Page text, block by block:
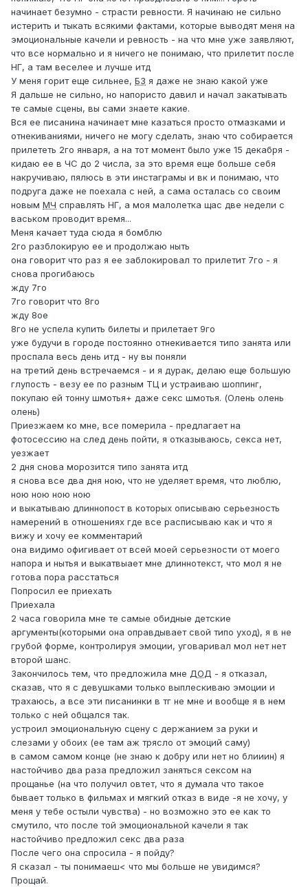
начинает безумно - страсти ревности. Я начинаю не сильно
истерить и тыкать всякими фактами, которые выводят меня на
эмоциональные качели и ревность - на что мне уже заявляют,
что все нормально и я ничего не понимаю, что прилетит после
НГ, а там веселее и лучше итд
У меня горит еще сильнее, БЗ я даже не знаю какой уже
Я дальше не сильно, но напористо давил и начал закатывать
те самые сцены, вы сами знаете какие.
Вся ее писанина начинает мне казаться просто отмазками и
отнекиваниями, ничего не могу сделать, знаю что собирается
прилететь 2го января, а на тот момент было уже 15 декабря -
кидаю ее в ЧС до 2 числа, за это время еще больше себя
накручиваю, пялюсь в эти инстаграмы и вк и понимаю, что
подруга даже не поехала с ней, а сама осталась со своим
новым МЧ справлять НГ, а моя малолетка щас две недели с
васьком проводит время...
Меня качает туда сюда я бомблю
2го разблокирую ее и продолжаю ныть
она говорит что раз я ее заблокировал то прилетит 7го - я
снова прогибаюсь
жду 7го
7го говорит что 8го
жду 8ое
8го не успела купить билеты и прилетает 9го
уже будучи в городе постоянно отнекивается типо занята или
проспала весь день итд - ну вы поняли
на третий день встречаемся - и я дурак, делаю еще большую
глупость - везу ее по разным ТЦ и устраиваю шоппинг,
покупаю ей тонну шмотья+ даже секс шмотья. (Олень олень
олень)
Приезжаем ко мне, все померила - предлагает на
фотосессию на след день пойти, я отказываюсь, секса нет,
уезжает
2 дня снова морозится типо занята итд
я снова все два дня ною, что не уделяет время, что люблю,
ною ною ною ною
и выкатываю длиннопост в которых описываю серьезность
намерений в отношениях где все расписываю как и что я
вижу и хочу ее комментарий
она видимо офигивает от всей моей серьезности от моего
напора и нытья и выкатвыает мне длиннотекст, что мол я не
готова пора расстаться
Попросил ее приехать
Приехала
2 часа говорила мне те самые обидные детские
аргументы(которыми она оправдывает свой типо уход), я в не
грубой форме, контролируя эмоции, уговаривал мол нет нет
второй шанс.
Закончилось тем, что предложила мне ДОД - я отказал,
сказав, что я с девушками только выплескиваю эмоции и
трахаюсь, а все эти писанинки в тг не мне и вообще я в нем
только с ней общался так.
устроил эмоциональную сцену с держанием за руки и
слезами у обоих (ее там аж трясло от эмоций саму)
в самом самом конце (не знаю к добру или нет но блииин) я
настойчиво два раза предложил заняться сексом на
прощанье (на что получил овтет, что я думала что такое
бывает только в фильмах и мягкий отказ в виде -я не хочу, у
меня у тебе остыли чувства) - но возможно это ее как то
смутило, что после той эмоциональной качели я так
настойчиво предложил секс два раза
После чего она спросила - я пойду?
Я сказал - ты понимаеш< что мы больше не увидимся?
Прощай.